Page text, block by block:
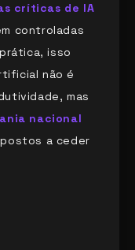
críticas de IA
controladas
isso
não é
mas
nacional
a ceder